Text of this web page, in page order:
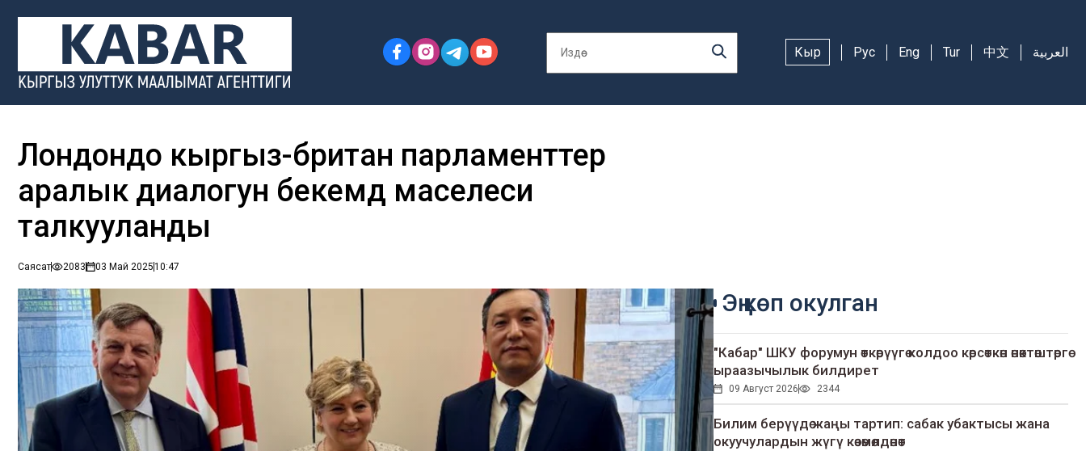
Кыр Рус Eng Tur 中文 العربية
Лондондо кыргыз-британ парламенттер
аралык диалогун бекемдөө маселеси
талкууланды
Саясат 2083 03 Май 202510:47
Эң көп окулган
"Кабар" ШКУ форумун өткөрүүгө колдоо көрсөткөн өнөктөштөргө
ыраазычылык билдирет
09 Август 2026 2344
Билим берүүдө жаңы тартип: сабак убактысы жана
окуучулардын жүгү көзөмөлдөнөт